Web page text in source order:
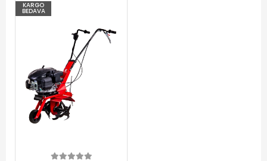
KARGO
BEDAVA